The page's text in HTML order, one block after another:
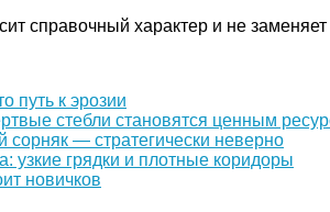
справочный характер и не
путь к эрозии
стебли становятся ценным
— стратегически неверно
узкие грядки и плотные коридоры
новичков